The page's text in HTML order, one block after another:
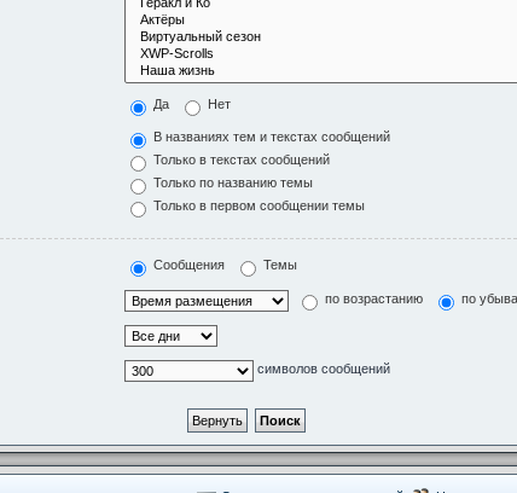
Да Нет
В названиях тем и текстах сообщений
Только в текстах сообщений
Только по названию темы
Только в первом сообщении темы
Сообщения Темы
по возрастанию по
символов сообщений